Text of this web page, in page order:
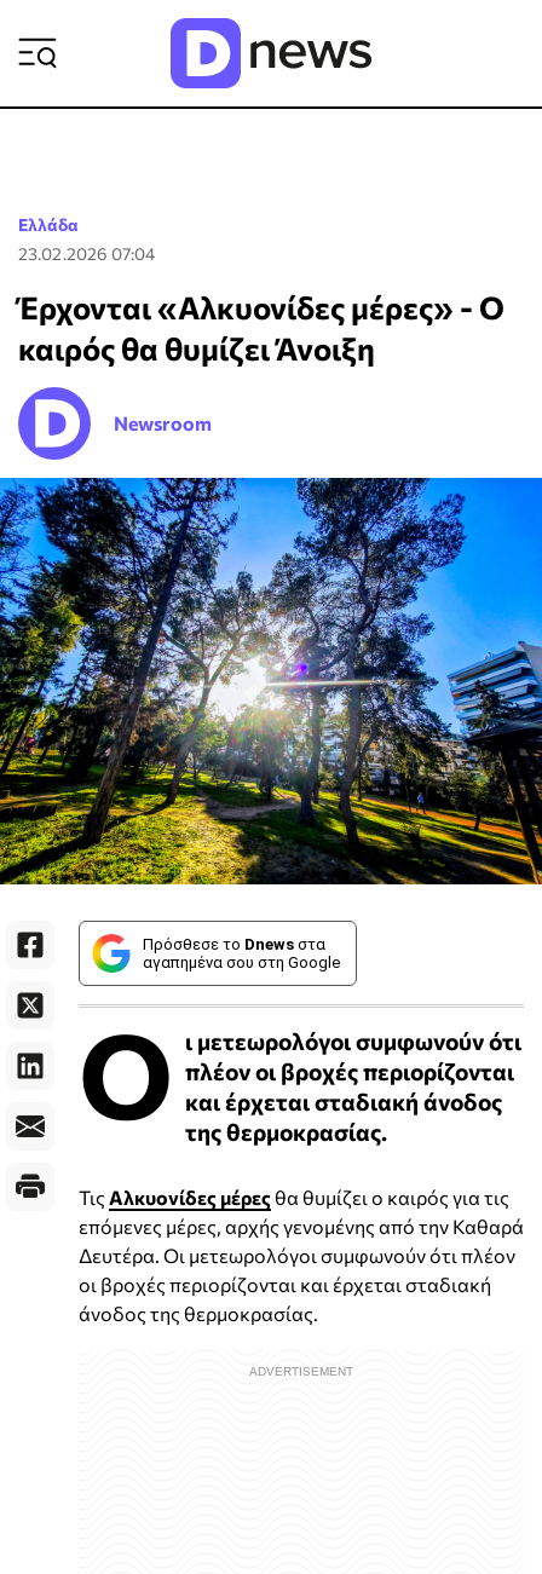
Ελλάδα
23.02.2026 07:04
Έρχονται «Αλκυονίδες μέρες» - Ο
καιρός θα θυμίζει Άνοιξη
Newsroom
Πρόσθεσε το Dnews στα
αγαπημένα σου στη Google
Ο ι μετεωρολόγοι συμφωνούν ότι
πλέον οι βροχές περιορίζονται
και έρχεται σταδιακή άνοδος
της θερμοκρασίας.
Τις Αλκυονίδες μέρεςθα θυμίζει ο καιρός για τις
επόμενες μέρες, αρχής γενομένης από την Καθαρά
Δευτέρα. Οι μετεωρολόγοι συμφωνούν ότι πλέον
οι βροχές περιορίζονται και έρχεται σταδιακή
άνοδος της θερμοκρασίας.